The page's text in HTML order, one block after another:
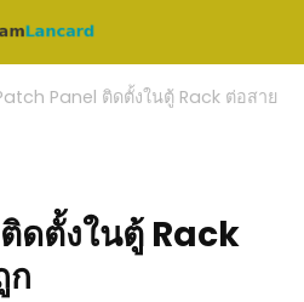
Panel ติดตั้งในตู้ Rack ต่อสาย
ดตั้งในตู้ Rack
ก